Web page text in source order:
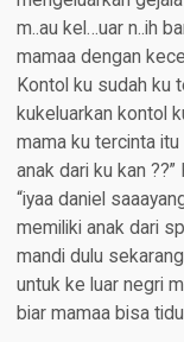
m..au kel…uar n..ih
mamaa dengan
Kontol ku sudah ku
kukeluarkan kontol
mama ku tercinta itu
anak dari ku kan
“iyaa daniel
memiliki anak dari
mandi dulu
untuk ke luar negri
biar mamaa bisa